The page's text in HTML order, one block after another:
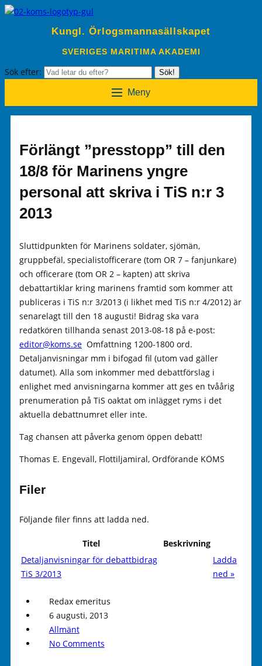
Kungl. Örlogsmannasällskapet
SVERIGES MARITIMA AKADEMI
Sök efter: Sök!
Meny
Förlängt ”presstopp” till den
18/8 för Marinens yngre
personal att skriva i TiS n:r 3
2013
Sluttidpunkten för Marinens soldater, sjömän,
gruppbefäl, specialistofficerare (tom OR 7 – fanjunkare)
och officerare (tom OR 2 – kapten) att skriva
debattartiklar kring marinens framtid som kommer att
publiceras i TiS n:r 3/2013 (i likhet med TiS n:r 4/2012) är
senarelagt till den 18 augusti! Bidrag ska vara
redatkören tillhanda senast 2013-08-18 på e-post:
editor@koms.se Omfattning 1200-1800 ord.
Detaljanvisningar mm i bifogad fil (utom vad gäller
datumet). Alla som inkommer med debattförslag i
enlighet med anvisningarna kommer att ges en tvåårig
prenumeration på TiS oaktat om inlägget ryms i det
aktuella debattnumret eller inte.
Tag chansen att påverka genom öppen debatt!
Thomas E. Engevall, Flottiljamiral, Ordförande KÖMS
Filer
Följande filer finns att ladda ned.
Titel
Beskrivning
Detaljanvisningar för debattbidrag
TiS 3/2013
Ladda
ned »
Redax emeritus
6 augusti, 2013
Allmänt
No Comments